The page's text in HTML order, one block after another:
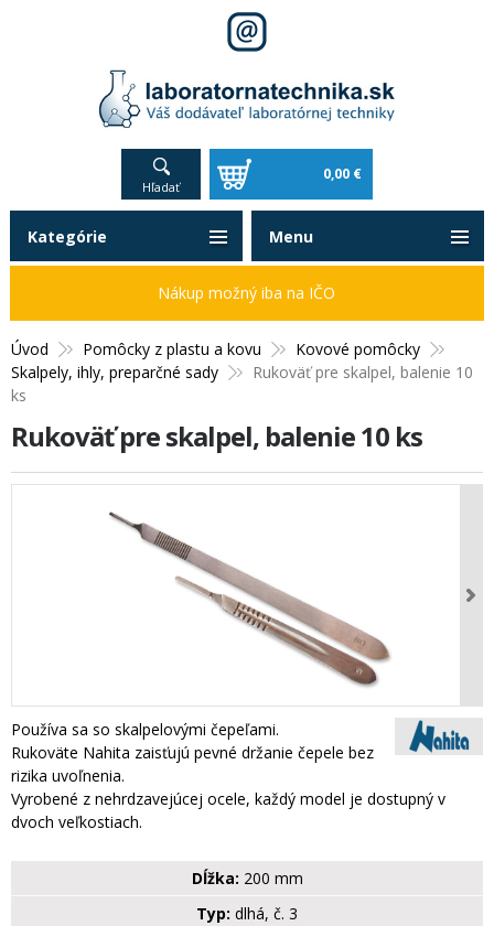
Hľadať
0,00 €
Úvod Pomôcky z plastu a kovu
Kovové pomôcky
Skalpely, ihly, preparčné sady
Rukoväť pre skalpel, balenie 10
ks
Rukoväť pre skalpel, balenie 10 ks
Používa sa so skalpelovými čepeľami.
Rukoväte Nahita zaisťujú pevné držanie čepele bez
rizika uvoľnenia.
Vyrobené z nehrdzavejúcej ocele, každý model je dostupný v
dvoch veľkostiach.
Dĺžka: 200 mm
Typ: dlhá, č. 3
Kategórie
Nákup možný iba na IČO
Menu